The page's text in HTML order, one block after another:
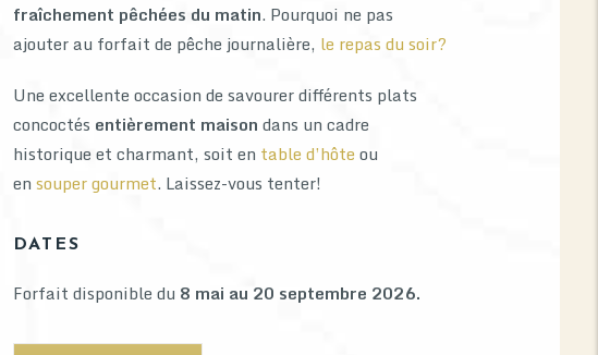
fraîchement pêchées du matin. Pourquoi ne pas
ajouter au forfait de pêche journalière, le repas du soir?
Une excellente occasion de savourer différents plats
concoctés entièrement maison dans un cadre
historique et charmant, soit en table d’hôte ou
en souper gourmet. Laissez-vous tenter!
DATES
Forfait disponible du 8 mai au 20 septembre 2026.